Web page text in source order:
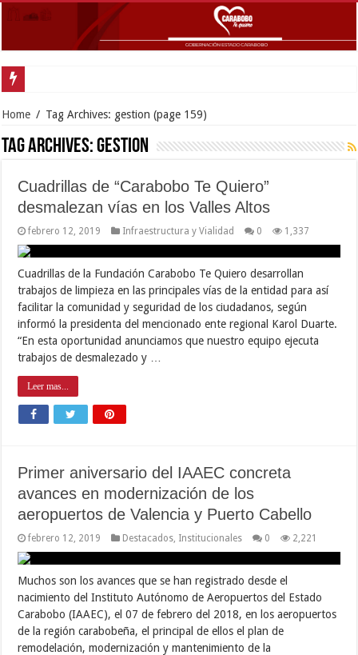
Home / Tag Archives: gestion (page 159)
Tag Archives:gestion
Cuadrillas de “Carabobo Te Quiero”
desmalezan vías en los Valles Altos
febrero 12, 2019 Infraestructura y Vialidad 0 1,337
Cuadrillas de la Fundación Carabobo Te Quiero desarrollan
trabajos de limpieza en las principales vías de la entidad para así
facilitar la comunidad y seguridad de los ciudadanos, según
informó la presidenta del mencionado ente regional Karol Duarte.
“En esta oportunidad anunciamos que nuestro equipo ejecuta
trabajos de desmalezado y …
Leer mas...
Primer aniversario del IAAEC concreta
avances en modernización de los
aeropuertos de Valencia y Puerto Cabello
febrero 12, 2019 Destacados Institucionales 0 2,221
Muchos son los avances que se han registrado desde el
nacimiento del Instituto Autónomo de Aeropuertos del Estado
Carabobo (IAAEC), el 07 de febrero del 2018, en los aeropuertos
de la región carabobeña, el principal de ellos el plan de
remodelación, modernización y mantenimiento de la